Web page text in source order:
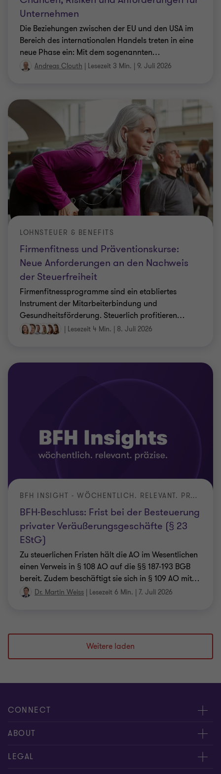
Unternehmen
Die Beziehungen zwischen der EU und den USA im
Bereich des internationalen Handels treten in eine
neue Phase ein: Mit dem sogenannten…
Andreas Clouth | Lesezeit 3 Min. | 9. Juli 2026
Firmenfitness und Präventionskurse:
Neue Anforderungen an den Nachweis
der Steuerfreiheit
LOHNSTEUER & BENEFITS
Firmenfitnessprogramme sind ein etabliertes
Instrument der Mitarbeiterbindung und
Gesundheitsförderung. Steuerlich profitieren…
| Lesezeit 4 Min. | 8. Juli 2026
BFH-Beschluss: Frist bei der Besteuerung
privater Veräußerungsgeschäfte (§ 23
EStG)
BFH INSIGHT - WÖCHENTLICH. RELEVANT. PRÄZISE.
Zu steuerlichen Fristen hält die AO im Wesentlichen
einen Verweis in § 108 AO auf die §§ 187-193 BGB
bereit. Zudem beschäftigt sie sich in § 109 AO mit…
Dr. Martin Weiss | Lesezeit 6 Min. | 7. Juli 2026
Weitere laden
CONNECT
Kontakt
Experten
ABOUT
Über uns
LEGAL